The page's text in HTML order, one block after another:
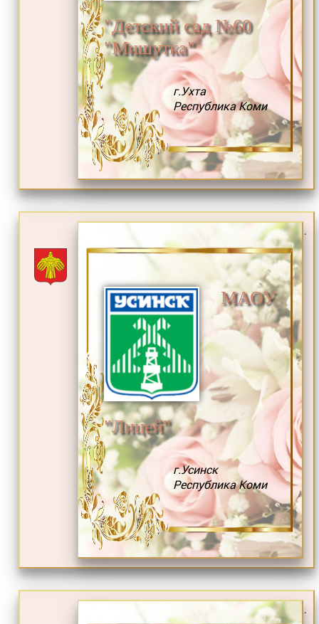
"Детский сад №60
"Мишутка"
г.Ухта
Республика Коми
.
МАОУ
"Лицей"
г.Усинск
Республика Коми
.